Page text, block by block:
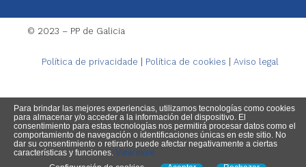
© 2023 – PP de Galicia
Política de privacidade Política de cookies Aviso legal
Para brindar las mejores experiencias, utilizamos tecnologías como cookies
para almacenar y/o acceder a la información del dispositivo. El
consentimiento para estas tecnologías nos permitirá procesar datos como el
comportamiento de navegación o identificaciones únicas en este sitio. No
dar su consentimiento o retirarlo puede afectar negativamente a ciertas
características y funciones. View more